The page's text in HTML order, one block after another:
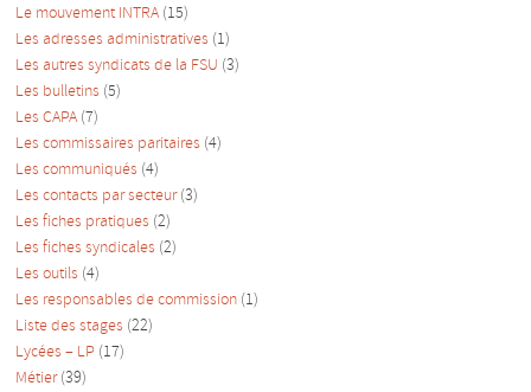
Le mouvement INTRA (15)
Les adresses administratives (1)
Les autres syndicats de la FSU (3)
Les bulletins (5)
Les CAPA (7)
Les commissaires paritaires (4)
Les communiqués (4)
Les contacts par secteur(3)
Les fiches pratiques (2)
Les fiches syndicales (2)
Les outils (4)
Les responsables de commission (1)
Liste des stages (22)
Lycées – LP (17)
Métier(39)